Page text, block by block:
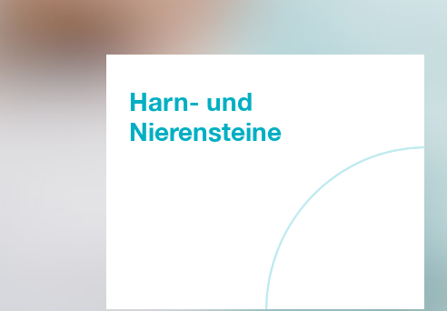
Harn- und
Nierensteine